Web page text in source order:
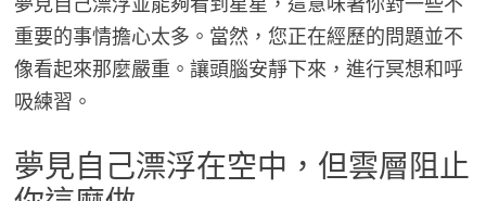
重要的事情擔心太多。當然，您正在經歷的問題並不
像看起來那麼嚴重。讓頭腦安靜下來，進行冥想和呼
吸練習。
夢見自己漂浮在空中，但雲層阻止